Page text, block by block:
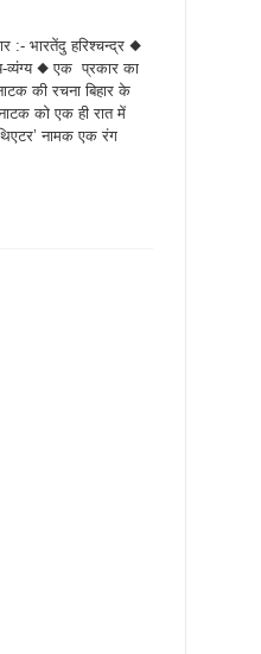
:- भारतेंदु हरिश्चन्द्र ◆
◆ एक प्रकार का
की रचना बिहार के
को एक ही रात में
नामक एक रंग